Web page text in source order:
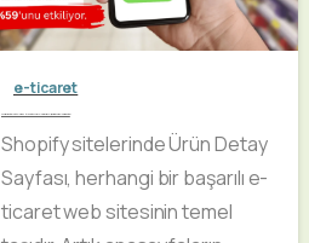
e-ticaret
Shopify sitelerinde Ürün Detay
Sayfası, herhangi bir başarılı e-
ticaret web sitesinin temel